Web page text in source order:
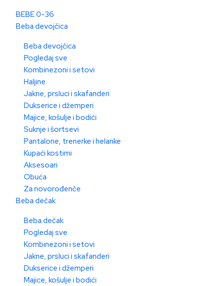
BEBE 0-36
Beba devojčica
Beba devojčica
Pogledaj sve
Kombinezoni i setovi
Haljine
Jakne, prsluci i skafanderi
Dukserice i džemperi
Majice, košulje i bodići
Suknje i šortsevi
Pantalone, trenerke i helanke
Kupaći kostimi
Aksesoari
Obuća
Za novorođenče
Beba dečak
Beba dečak
Pogledaj sve
Kombinezoni i setovi
Jakne, prsluci i skafanderi
Dukserice i džemperi
Majice, košulje i bodići